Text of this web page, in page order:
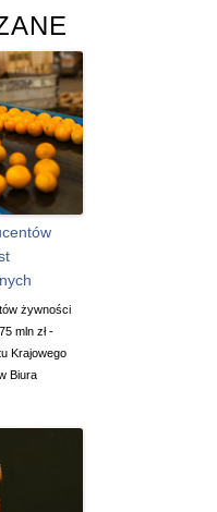
żywności
mln zł -
Krajowego
Biura